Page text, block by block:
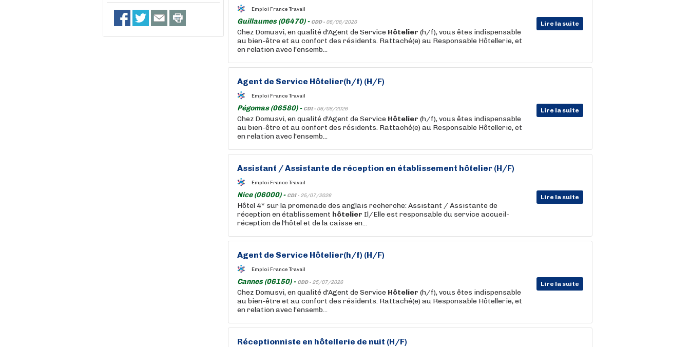
Emploi France Travail
Guillaumes (06470) - CDD - 06/08/2026 Lire la suite
Chez Domusvi, en qualité d'Agent de Service Hôtelier (h/f), vous êtes indispensable
au bien-être et au confort des résidents. Rattaché(e) au Responsable Hôtellerie, et
en relation avec l'ensemb...
Agent de Service Hôtelier(h/f) (H/F)
Emploi France Travail
Pégomas (06580) - CDI - 06/08/2026 Lire la suite
Chez Domusvi, en qualité d'Agent de Service Hôtelier (h/f), vous êtes indispensable
au bien-être et au confort des résidents. Rattaché(e) au Responsable Hôtellerie, et
en relation avec l'ensemb...
Assistant / Assistante de réception en établissement hôtelier (H/F)
Emploi France Travail
Nice (06000) - CDI - 25/07/2026 Lire la suite
Hôtel 4* sur la promenade des anglais recherche: Assistant / Assistante de
réception en établissement hôtelier Il/Elle est responsable du service accueil-
réception de l'hôtel et de la caisse en...
Agent de Service Hôtelier(h/f) (H/F)
Emploi France Travail
Cannes (06150) - CDD - 25/07/2026 Lire la suite
Chez Domusvi, en qualité d'Agent de Service Hôtelier (h/f), vous êtes indispensable
au bien-être et au confort des résidents. Rattaché(e) au Responsable Hôtellerie, et
en relation avec l'ensemb...
Réceptionniste en hôtellerie de nuit (H/F)